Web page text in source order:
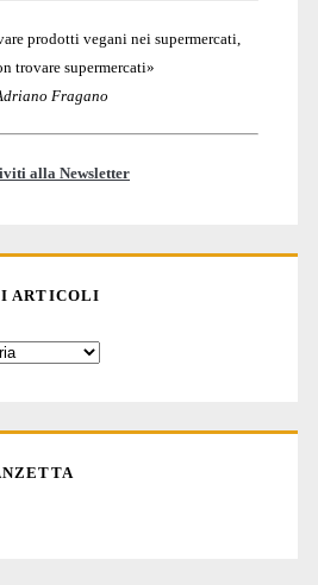
prodotti vegani nei supermercati,
trovare supermercati»
Fragano
alla Newsletter
ARTICOLI